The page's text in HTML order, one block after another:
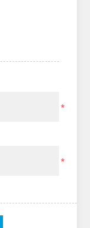
*
*